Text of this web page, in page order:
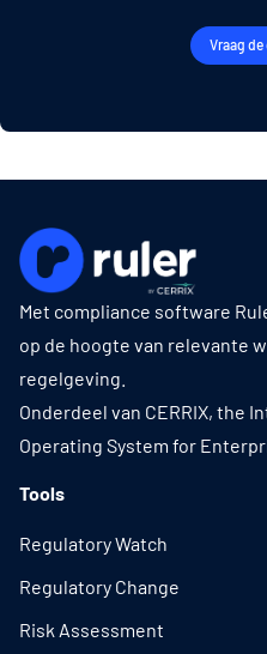
Vraag de
Met compliance software
op de hoogte van relevante
regelgeving.
Onderdeel van CERRIX, the
Operating System for
Tools
Regulatory Watch
Regulatory Change
Risk Assessment